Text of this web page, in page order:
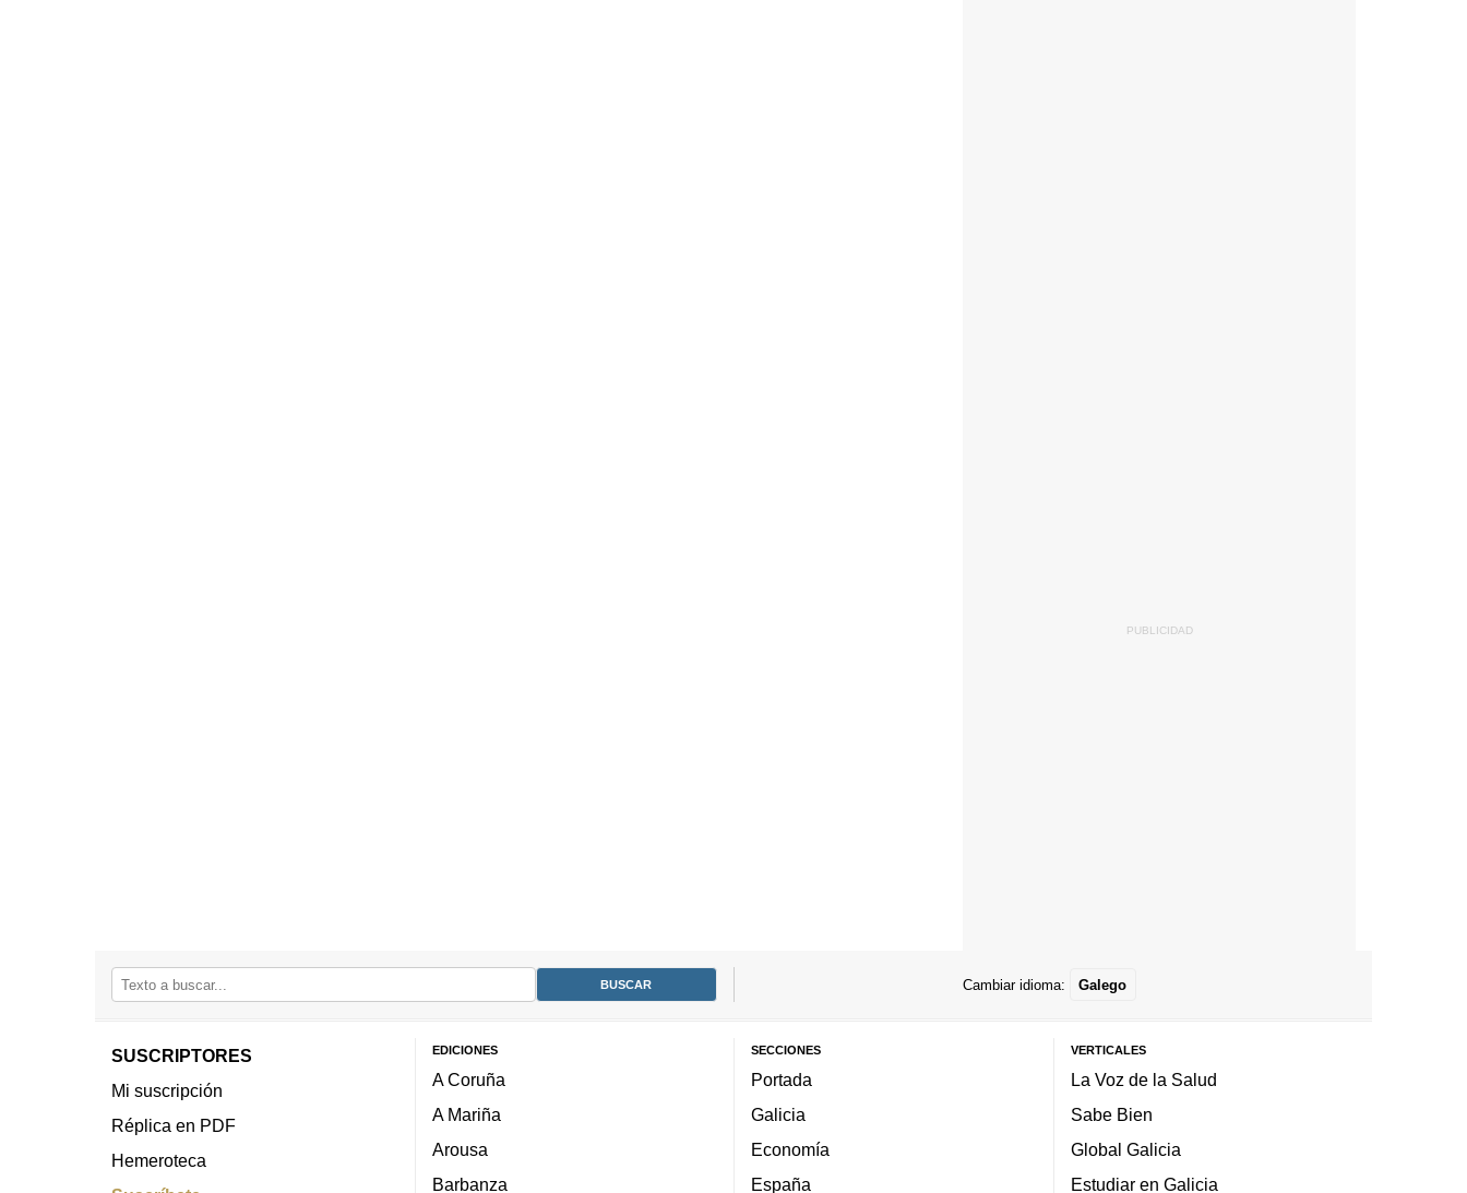
Cambiar idioma: Galego
SUSCRIPTORES
Mi suscripción
Réplica en PDF
Hemeroteca
EDICIONES
A Coruña
A Mariña
Arousa
Barbanza
SECCIONES
Portada
Galicia
Economía
España
VERTICALES
La Voz de la Salud
Sabe Bien
Global Galicia
Estudiar en Galicia